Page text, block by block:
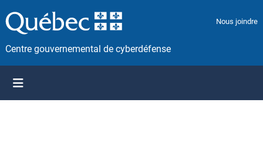
a
s
Nous joindre
Centre gouvernemental de cyberdéfense